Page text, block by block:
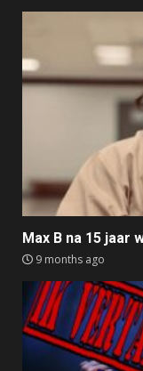
Max B na 15 jaar
9 months ago